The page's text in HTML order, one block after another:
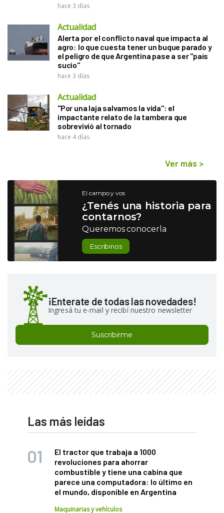
hace 3 días
Actualidad
Alerta por el conflicto naval que impacta al
agro: lo que cuesta tener un buque parado y
el peligro de que Argentina pase a ser "país
sucio"
hace 3 días
Actualidad
"Por una laja salvamos la vida": el
impactante relato de la tambera que
sobrevivió al tornado
hace 4 días
Ver más >
El campo y vos
¿Tenés una historia para
contarnos?
Queremos conocerla
Escribinos
¡Enterate de todas las novedades!
Ingresá tu e-mail y recibí nuestro newsletter
Suscribirme
Las más leídas
El tractor que trabaja a 1000
revoluciones para ahorrar
combustible y tiene una cabina que
parece una computadora: lo último en
el mundo, disponible en Argentina
Maquinarias y vehículos